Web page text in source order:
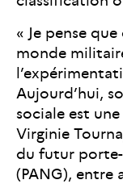
« Je pense
monde
Aujourd’hui,
sociale est
Virginie
du futur
(PANG), entre